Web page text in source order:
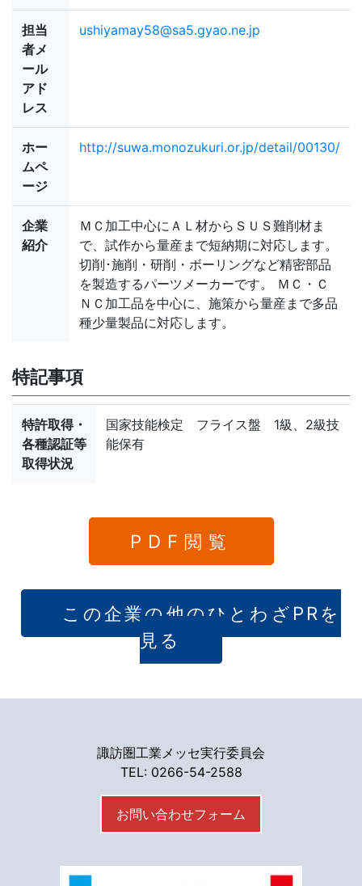
担当
者メ
ール
アド
レス
ushiyamay58@sa5.gyao.ne.jp
ホー
ムペ
ージ
http://suwa.monozukuri.or.jp/detail/00130/
企業
紹介
ＭＣ加工中心にＡＬ材からＳＵＳ難削材ま
で、試作から量産まで短納期に対応します。
切削･施削・研削・ボーリングなど精密部品
を製造するパーツメーカーです。 ＭＣ・Ｃ
ＮＣ加工品を中心に、施策から量産まで多品
種少量製品に対応します。
特記事項
特許取得・
各種認証等
取得状況
国家技能検定 フライス盤 1級、2級技
能保有
PDF閲覧
この企業の他のひとわざPRを
見る
諏訪圏工業メッセ実行委員会
TEL: 0266-54-2588
お問い合わせフォーム